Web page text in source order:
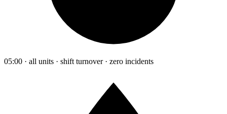
05:00 · all units · shift turnover · zero incidents